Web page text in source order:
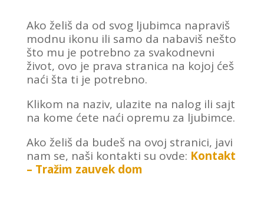
Ako želiš da od svog ljubimca napraviš
modnu ikonu ili samo da nabaviš nešto
što mu je potrebno za svakodnevni
život, ovo je prava stranica na kojoj ćeš
naći šta ti je potrebno.
Klikom na naziv, ulazite na nalog ili sajt
na kome ćete naći opremu za ljubimce.
Ako želiš da budeš na ovoj stranici, javi
nam se, naši kontakti su ovde: Kontakt
– Tražim zauvek dom